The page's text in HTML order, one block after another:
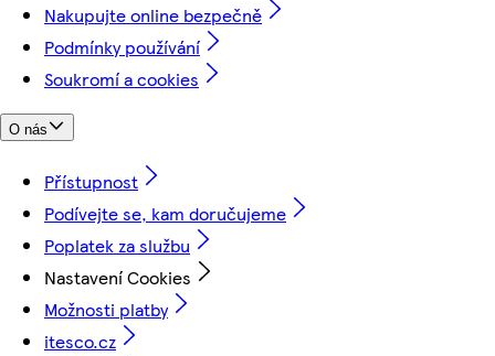
Nakupujte online bezpečně
Podmínky používání
Soukromí a cookies
O nás
Přístupnost
Podívejte se, kam doručujeme
Poplatek za službu
Nastavení Cookies
Možnosti platby
itesco.cz